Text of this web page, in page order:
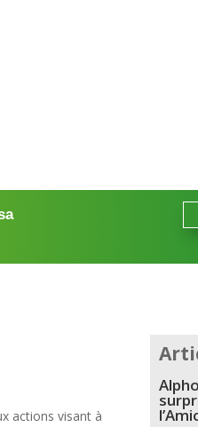
actions visant à